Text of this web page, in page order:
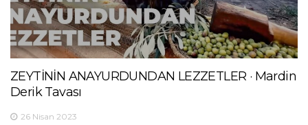
ZEYTİNİN ANAYURDUNDAN LEZZETLER · Mardin
Derik Tavası
26 Nisan 2023